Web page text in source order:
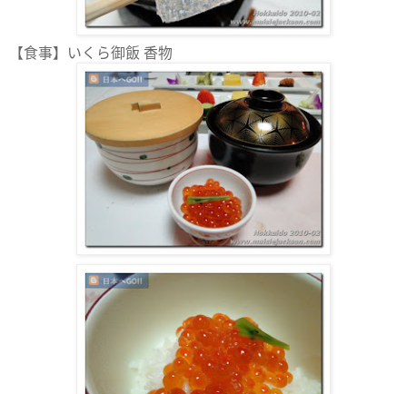
【食事】いくら御飯 香物